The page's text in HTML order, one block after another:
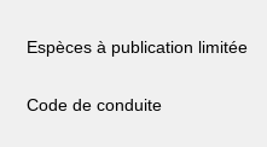
Espèces à publication limitée
Code de conduite